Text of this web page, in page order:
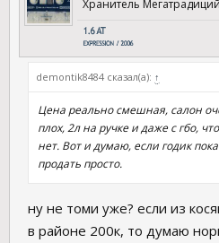
Хранитель Мегатрадиций
demontik8484 сказал(а): ↑
Цена реально смешная, салон
плох, 2л на ручке и даже с гбо,
нет. Вот и думаю, если годик
продать просто.
ну не томи уже? если из
в районе 200к, то думаю